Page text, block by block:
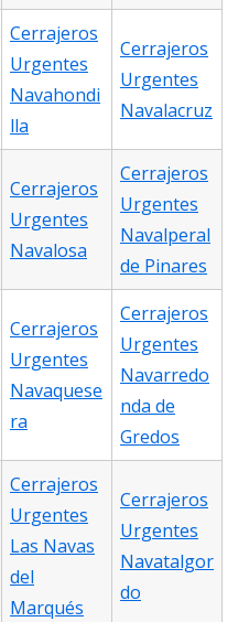
Cerrajeros
Urgentes
Navahondi
lla
Cerrajeros
Urgentes
Navalacruz
Cerrajeros
Urgentes
Navalosa
Cerrajeros
Urgentes
Navalperal
de Pinares
Cerrajeros
Urgentes
Navaquese
ra
Cerrajeros
Urgentes
Navarredo
nda de
Gredos
Cerrajeros
Urgentes
Las Navas
del
Marqués
Cerrajeros
Urgentes
Navatalgor
do